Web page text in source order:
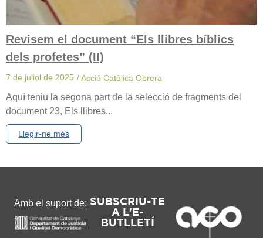
Revisem el document “Els llibres bíblics
dels profetes” (II)
7 de juliol de 2025 /Acció Catòlica Obrera
Aquí teniu la segona part de la selecció de fragments del
document 23, Els llibres...
Llegir-ne més
Amb el suport de: SUBSCRIU-TE
A L'E-
BUTLLETÍ